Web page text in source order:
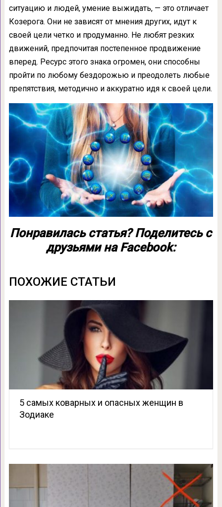
ситуацию и людей, умение выжидать, — это отличает
Козерога. Они не зависят от мнения других, идут к
своей цели четко и продуманно. Не любят резких
движений, предпочитая постепенное продвижение
вперед. Ресурс этого знака огромен, они способны
пройти по любому бездорожью и преодолеть любые
препятствия, методично и аккуратно идя к своей цели.
Понравилась статья? Поделитесь с
друзьями на Facebook:
ПОХОЖИЕ СТАТЬИ
5 самых коварных и опасных женщин в
Зодиаке